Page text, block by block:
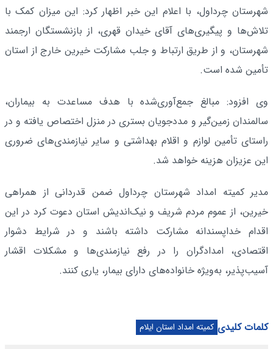
شهرستان چرداول، با اعلام این خبر اظهار کرد: این میزان کمک با
تلاش‌ها و پیگیری‌های آقای خیدان قهری، از بازنشستگان ارجمند
شهرستان، و از طریق ارتباط و جلب مشارکت خیرین خارج از استان
تأمین شده است.
وی افزود: مبالغ جمع‌آوری‌شده با هدف مساعدت به بیماران،
سالمندان زمین‌گیر و مددجویان بستری در منزل اختصاص یافته و در
راستای تأمین لوازم و اقلام بهداشتی و سایر نیازمندی‌های ضروری
این عزیزان هزینه خواهد شد.
مدیر کمیته امداد شهرستان چرداول ضمن قدردانی از همراهی
خیرین، از عموم مردم شریف و نیک‌اندیش استان دعوت کرد در این
اقدام خداپسندانه مشارکت داشته باشند و در شرایط دشوار
اقتصادی، امدادگران را در رفع نیازمندی‌ها و مشکلات اقشار
آسیب‌پذیر، به‌ویژه خانواده‌های دارای بیمار، یاری کنند.
کلمات کلیدی کمیته امداد استان ایلام